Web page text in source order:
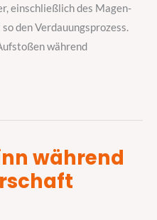
einschließlich des Magen-
den Verdauungsprozess.
während
während